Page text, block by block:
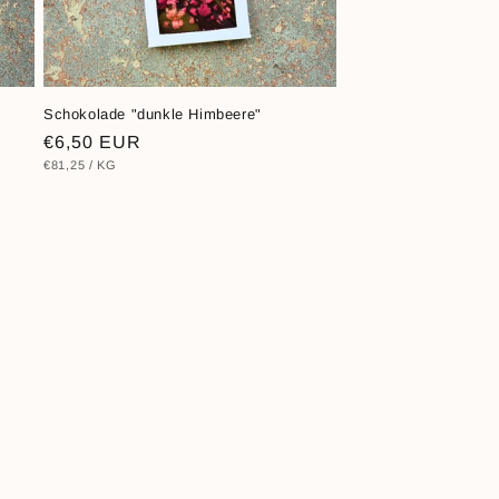
Schokolade "dunkle Himbeere"
Normaler
Preis
€6,50 EUR
STÜCKPREIS
€81,25 / PRO
KG